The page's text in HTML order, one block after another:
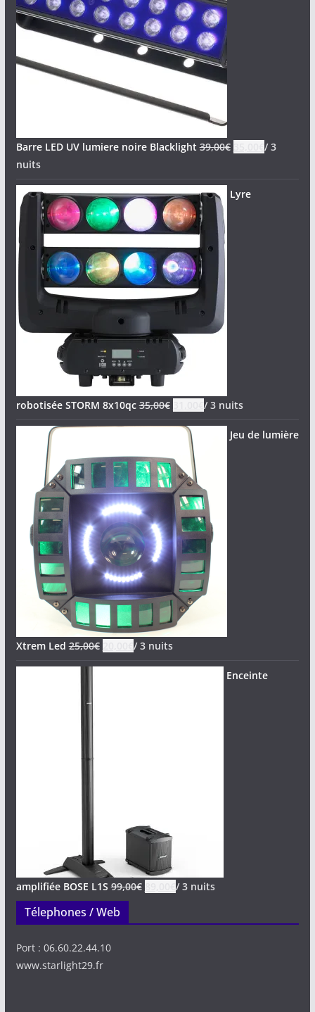
Barre LED UV lumiere noire Blacklight 39,00€
/ 3
nuits
Lyre
robotisée STORM 8x10qc 35,00€ / 3 nuits
Jeu de lumière
Xtrem Led 25,00€ / 3 nuits
Enceinte
amplifiée BOSE L1S 99,00€ / 3 nuits
Télephones / Web
Port : 06.60.22.44.10
www.starlight29.fr